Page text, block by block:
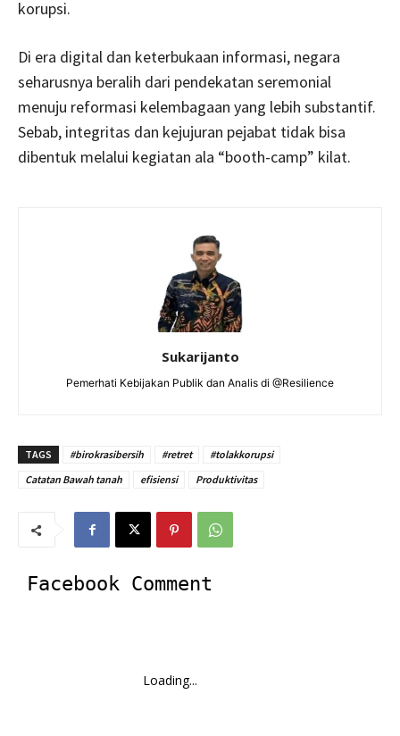
korupsi.
Di era digital dan keterbukaan informasi, negara
seharusnya beralih dari pendekatan seremonial
menuju reformasi kelembagaan yang lebih substantif.
Sebab, integritas dan kejujuran pejabat tidak bisa
dibentuk melalui kegiatan ala “booth-camp” kilat.
Sukarijanto
Pemerhati Kebijakan Publik dan Analis di @Resilience
TAGS #birokrasibersih #retret
#tolakkorupsi
Catatan Bawah tanah
efisiensi Produktivitas
Facebook Comment
Loading...